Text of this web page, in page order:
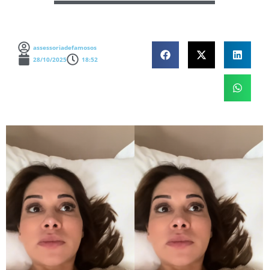
assessoriadefamosos
28/10/2025
18:52